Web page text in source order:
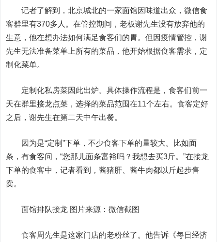
记者了解到，北京城北的一家面馆因味道出众，微信食
客群里有370多人。在管控期间，老板谢先生没有放弃他的
生意，他在想办法如何满足食客们的胃。但因疫情管控，谢
先生无法准备菜单上所有的菜品，他开始根据食客需求，定
制化菜单。
定制化私房菜因此出炉。具体操作流程是，食客们前一
天在群里接龙点菜，选择的菜品范围在11个左右。食客定好
之后，谢先生在第二天中午出餐。
因为是“定制”下单，不少食客下单的量较大。比如面
条，有食客问，“您那儿面条富裕吗？我想去买3斤。”在接龙
下单的食客中，记者看到，酱猪肝、酱牛肉都以斤起步售
卖。
面馆排队接龙 图片来源：微信截图
食客周先生是这家门店的老粉丝了。他告诉《每日经济